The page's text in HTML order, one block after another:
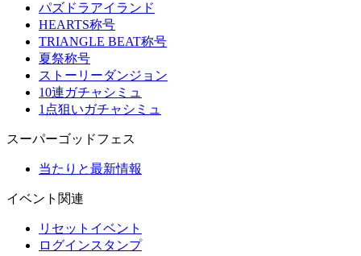
パズドラアイランド
HEARTS称号
TRIANGLE BEAT称号
夏祭称号
ストーリーダンジョン
10連ガチャシミュ
1点狙いガチャシミュ
スーパーゴッドフェス
当たりと最新情報
イベント関連
リセットイベント
ログインスタンプ